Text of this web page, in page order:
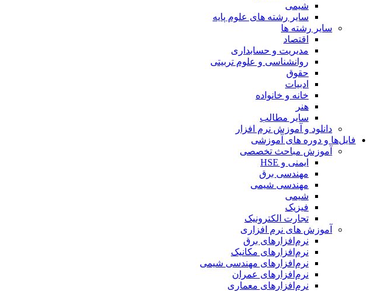
شیمی
سایر رشته های علوم پایه
سایر رشته ها
اقتصاد
مدیریت و حسابداری
روانشناسی و علوم تربیتی
حقوق
ادبیات
خانه و خانواده
هنر
سایر مطالب
دانلود و آموزش نرم افزار
فایل‌ها و دوره های آموزشی
آموزش مباحث تخصصی
ایمنی و HSE
مهندسی برق
مهندسی شیمی
شیمی
فیزیک
تجارت الکترونیک
آموزش های نرم افزاری
نرم‌افزارهای برق
نرم‌افزارهای مکانیک
نرم‌افزارهای مهندسی شیمی
نرم‌افزارهای عمران
نرم‌افزارهای معماری